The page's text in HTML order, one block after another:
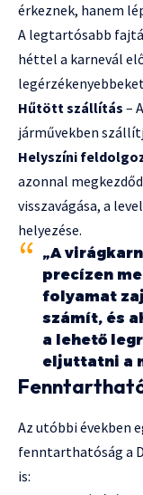
érkeznek, hanem
A legtartósabb
héttel a karnevál
Hűtött szállítás –
járművekben
Helyszíni
azonnal
visszavágása, a
helyezése.
„A
precízen
folyamat
számít, és
a lehető
eljuttatni a
Az utóbbi években
fenntarthatóság a
is: